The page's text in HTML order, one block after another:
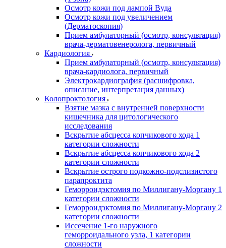
Осмотр кожи под лампой Вуда
Осмотр кожи под увеличением
(Дерматоскопия)
Прием амбулаторный (осмотр, консультация)
врача-дерматовенеролога, первичный
Кардиология
Прием амбулаторный (осмотр, консультация)
врача-кардиолога, первичный
Электрокардиография (расшифровка,
описание, интерпретация данных)
Колопроктология
Взятие мазка с внутренней поверхности
кишечника для цитологического
исследования
Вскрытие абсцесса копчикового хода 1
категории сложности
Вскрытие абсцесса копчикового хода 2
категории сложности
Вскрытие острого подкожно-подслизистого
парапроктита
Геморроидэктомия по Миллигану-Моргану 1
категории сложности
Геморроидэктомия по Миллигану-Моргану 2
категории сложности
Иссечение 1-го наружного
геморроидального узла, 1 категории
сложности